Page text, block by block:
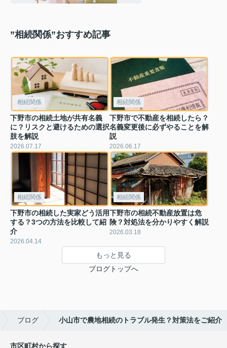
”相続関係”おすすめ記事
相続関係
下野市の相続土地が共有名義
に？リスクと避けるための選択
肢を解説
2026.07.17
相続関係
下野市で不動産を相続したら？
名義変更後に必ずやることを解
説
2026.06.17
相続関係
下野市の相続した実家どう活用
する？3つの方法を比較して紹
介
2026.04.14
相続関係
下野市の相続不動産放置は危
険？対処法を分かりやすく解説
2026.03.18
もっと見る
ブログトップへ
ブログ 小山市で農地相続のトラブル発生？対策法をご紹介
市区町村から探す